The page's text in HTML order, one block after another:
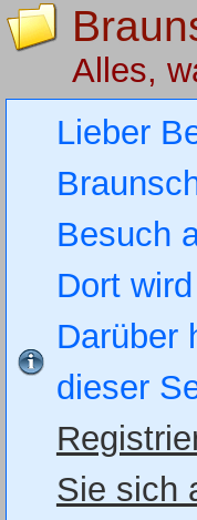
Alles,
Lieber
Besuch
Dort
Darüber
dieser
Sie sich